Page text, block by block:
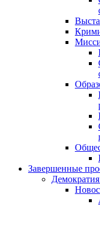
Завершенные